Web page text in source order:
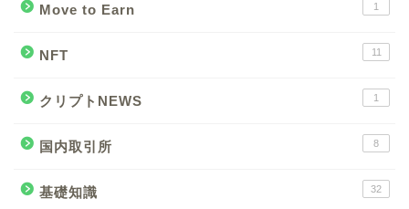
Move to Earn 1
NFT 11
クリプトNEWS 1
国内取引所 8
基礎知識 32